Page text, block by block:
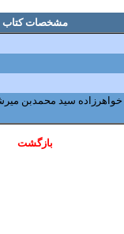
مشخصات کتاب
بازگشت